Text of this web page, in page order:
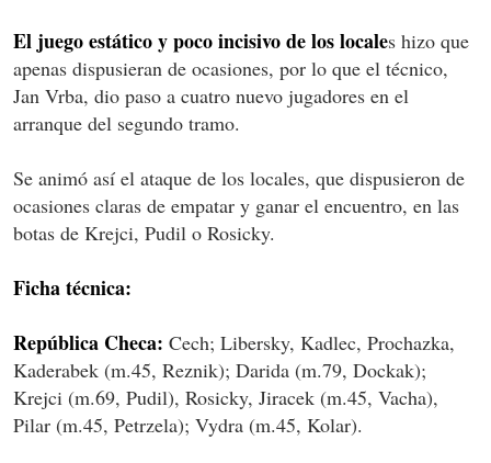
El juego estático y poco incisivo de los locales hizo que
apenas dispusieran de ocasiones, por lo que el técnico,
Jan Vrba, dio paso a cuatro nuevo jugadores en el
arranque del segundo tramo.
Se animó así el ataque de los locales, que dispusieron de
ocasiones claras de empatar y ganar el encuentro, en las
botas de Krejci, Pudil o Rosicky.
Ficha técnica:
República Checa: Cech; Libersky, Kadlec, Prochazka,
Kaderabek (m.45, Reznik); Darida (m.79, Dockak);
Krejci (m.69, Pudil), Rosicky, Jiracek (m.45, Vacha),
Pilar (m.45, Petrzela); Vydra (m.45, Kolar).